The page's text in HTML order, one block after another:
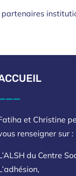
partenaires
et Christine
renseigner sur :
du Centre